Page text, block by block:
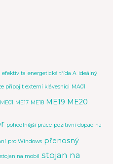
efektivita energetická třída A ideálný
připojit externí klávesnici MA01
ME01 ME17 ME18 ME19 ME20
pohodlnější práce pozitivní dopad na
pro Windows přenosný
stojan na mobil stojan na